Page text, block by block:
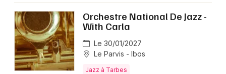
Orchestre National De Jazz -
With Carla
Le 30/01/2027
Le Parvis - Ibos
Jazz à Tarbes